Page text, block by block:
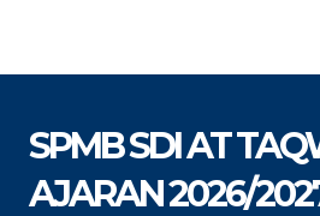
SPMB SDI AT
AJARAN 2026/